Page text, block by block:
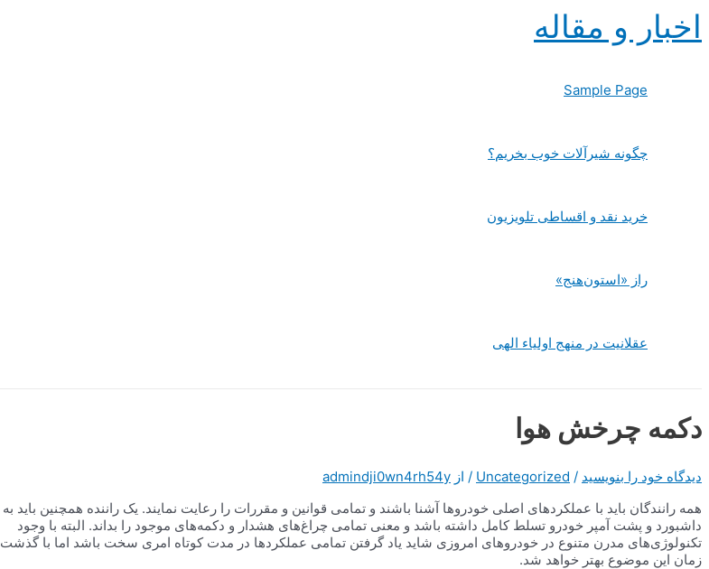
پرش
اخبار و مقاله
Sample Page
چگونه شیرآلات خوب بخریم؟
خرید نقد و اقساطی تلویزیون
راز «استون‌هنج»
عقلانیت در منهج اولیاء الهی
دکمه چرخش هوا
دیدگاه‌ خود را بنویسید /
Uncategorized / از admindji0wn4rh54y
همه رانندگان باید با عملکردهای اصلی خودروها آشنا باشند و تمامی قوانین و مقررات را رعایت نمایند. یک راننده همچنین باید به
داشبورد و پشت آمپر خودرو تسلط کامل داشته باشد و معنی تمامی چراغ‌های هشدار و دکمه‌های موجود را بداند. البته با وجود
تکنولوژی‌های مدرن متنوع در خودروهای امروزی شاید یاد گرفتن تمامی عملکردها در مدت کوتاه امری سخت باشد اما با گذشت
زمان این موضوع بهتر خواهد شد.